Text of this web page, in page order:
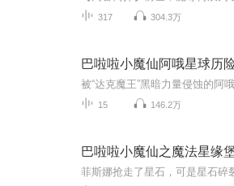
317 304.3万
巴啦啦小魔仙阿哦星球历
15 146.2万
巴啦啦小魔仙之魔法星缘